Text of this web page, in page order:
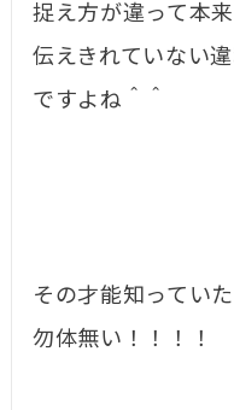
捉え方が違って本
伝えきれていない
ですよね＾＾
その才能知ってい
勿体無い！！！！